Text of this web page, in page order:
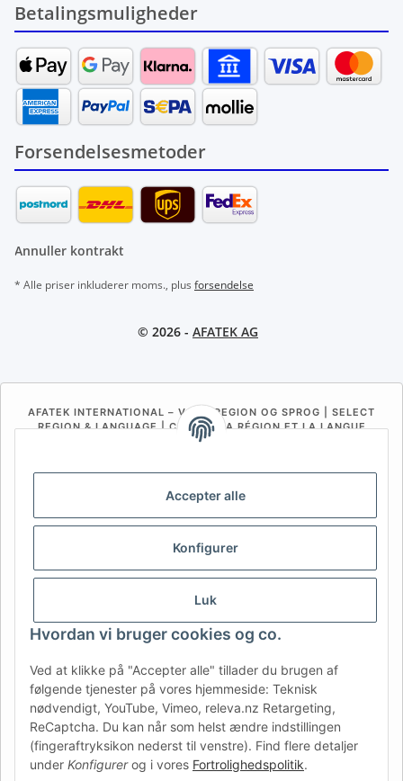
Accepter alle
Konfigurer
Luk
Hvordan vi bruger cookies og co.
Ved at klikke på "Accepter alle" tillader du brugen af
følgende tjenester på vores hjemmeside: Teknisk
nødvendigt, YouTube, Vimeo, releva.nz Retargeting,
ReCaptcha. Du kan når som helst ændre indstillingen
(fingeraftryksikon nederst til venstre). Find flere detaljer
under Konfigurerog i vores Fortrolighedspolitik.
Betalingsmuligheder
Forsendelsesmetoder
Annuller kontrakt
* Alle priser inkluderer moms., plus forsendelse
© 2026 - AFATEK AG
AFATEK INTERNATIONAL – VÆLG REGION OG SPROG | SELECT
REGION & LANGUAGE | CHOISIR LA RÉGION ET LA LANGUE
BE (NL) BE (FR)
FR IT ES DK PL
USA
RO HR
AFATEK Danmark| Din specialist i reservedele til trailere
Teknisk rådgivning: moc.ketafa@ofni| Moms-ID (DE):
DE354251646
Tilbud til erhvervskunder: Intracommunautære køb (momsfrit
via VIES) er muligt.